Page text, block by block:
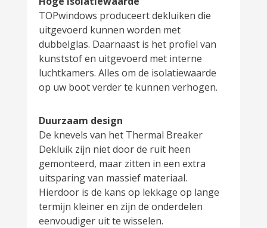
TOPwindows produceert dekluiken die
uitgevoerd kunnen worden met
dubbelglas. Daarnaast is het profiel van
kunststof en uitgevoerd met interne
luchtkamers. Alles om de isolatiewaarde
op uw boot verder te kunnen verhogen.
Duurzaam design
De knevels van het Thermal Breaker
Dekluik zijn niet door de ruit heen
gemonteerd, maar zitten in een extra
uitsparing van massief materiaal.
Hierdoor is de kans op lekkage op lange
termijn kleiner en zijn de onderdelen
eenvoudiger uit te wisselen.